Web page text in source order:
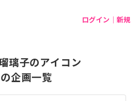
ログイン｜新規
璃子のアイコン
の企画一覧